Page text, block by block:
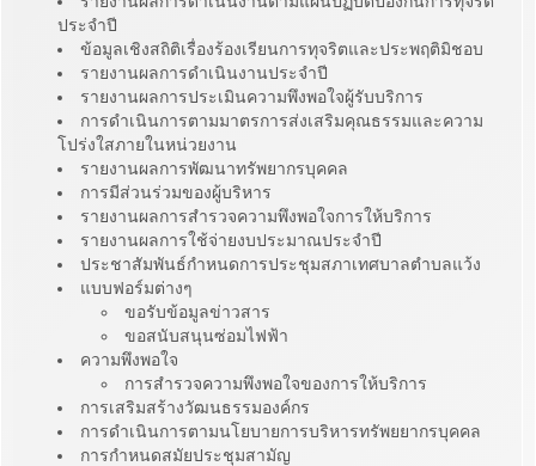
ประจำปี
ข้อมูลเชิงสถิติเรื่องร้องเรียนการทุจริตและประพฤติมิชอบ
รายงานผลการดำเนินงานประจำปี
รายงานผลการประเมินความพึงพอใจผู้รับบริการ
การดำเนินการตามมาตรการส่งเสริมคุณธรรมและความ
โปร่งใสภายในหน่วยงาน
รายงานผลการพัฒนาทรัพยากรบุคคล
การมีส่วนร่วมของผู้บริหาร
รายงานผลการสำรวจความพึงพอใจการให้บริการ
รายงานผลการใช้จ่ายงบประมาณประจำปี
ประชาสัมพันธ์กำหนดการประชุมสภาเทศบาลตำบลแว้ง
แบบฟอร์มต่างๆ
ขอรับข้อมูลข่าวสาร
ขอสนับสนุนซ่อมไฟฟ้า
ความพึงพอใจ
การสำรวจความพึงพอใจของการให้บริการ
การเสริมสร้างวัฒนธรรมองค์กร
การดำเนินการตามนโยบายการบริหารทรัพยยากรบุคคล
การกำหนดสมัยประชุมสามัญ